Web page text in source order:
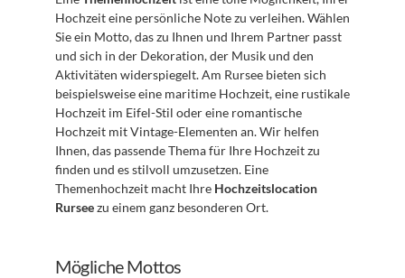
Hochzeit eine persönliche Note zu verleihen. Wählen
Sie ein Motto, das zu Ihnen und Ihrem Partner passt
und sich in der Dekoration, der Musik und den
Aktivitäten widerspiegelt. Am Rursee bieten sich
beispielsweise eine maritime Hochzeit, eine rustikale
Hochzeit im Eifel-Stil oder eine romantische
Hochzeit mit Vintage-Elementen an. Wir helfen
Ihnen, das passende Thema für Ihre Hochzeit zu
finden und es stilvoll umzusetzen. Eine
Themenhochzeit macht Ihre Hochzeitslocation
Rursee zu einem ganz besonderen Ort.
Mögliche Mottos